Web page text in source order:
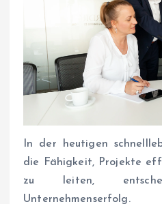
In der heutigen
die Fähigkeit, Projekte
zu leiten,